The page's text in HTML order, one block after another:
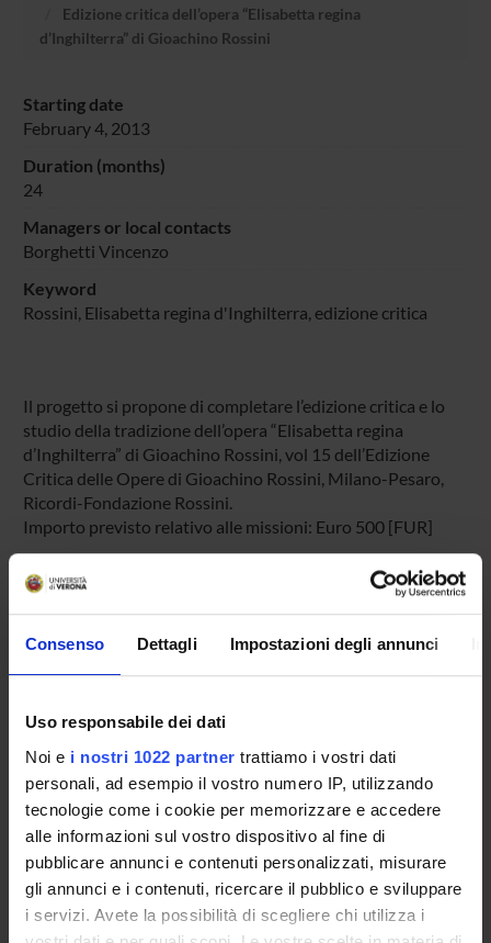
Consenso Dettagli Impostazioni degli annunci
Uso responsabile dei dati
Noi e i nostri 1022 partner trattiamo i vostri dati
personali, ad esempio il vostro numero IP, utilizzando
tecnologie come i cookie per memorizzare e accedere
alle informazioni sul vostro dispositivo al fine di
pubblicare annunci e contenuti personalizzati, misurare
gli annunci e i contenuti, ricercare il pubblico e sviluppare
i servizi. Avete la possibilità di scegliere chi utilizza i
Edizione critica dell’opera “Elisabetta regina
d’Inghilterra” di Gioachino Rossini
Starting date
February 4, 2013
Duration (months)
24
Managers or local contacts
Borghetti Vincenzo
Keyword
Rossini, Elisabetta regina d'Inghilterra, edizione critica
Il progetto si propone di completare l’edizione critica e lo
studio della tradizione dell’opera “Elisabetta regina
d’Inghilterra” di Gioachino Rossini, vol 15 dell’Edizione
Critica delle Opere di Gioachino Rossini, Milano-Pesaro,
Ricordi-Fondazione Rossini.
Importo previsto relativo alle missioni: Euro 500 [FUR]
Vincenzo Borghetti
PUBLICATIONS
TITLE
AUTHORS
L’edizione di “Elisabetta” Borghetti, Vincenzo
ACTIVITIES